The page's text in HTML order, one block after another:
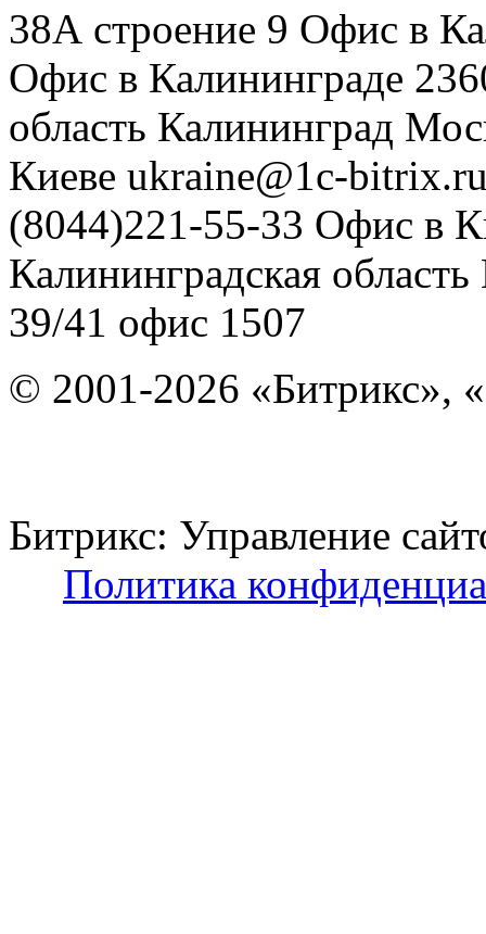
38А строение 9 Офис в
Офис в Калининграде
область Калининград
Киеве ukraine@1c-
(8044)221-55-33 Офис в
Калининградская область
39/41 офис 1507
© 2001-2026 «Битрикс»,
Битрикс: Управление
Политика